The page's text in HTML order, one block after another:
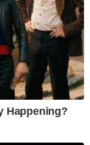
Happening?